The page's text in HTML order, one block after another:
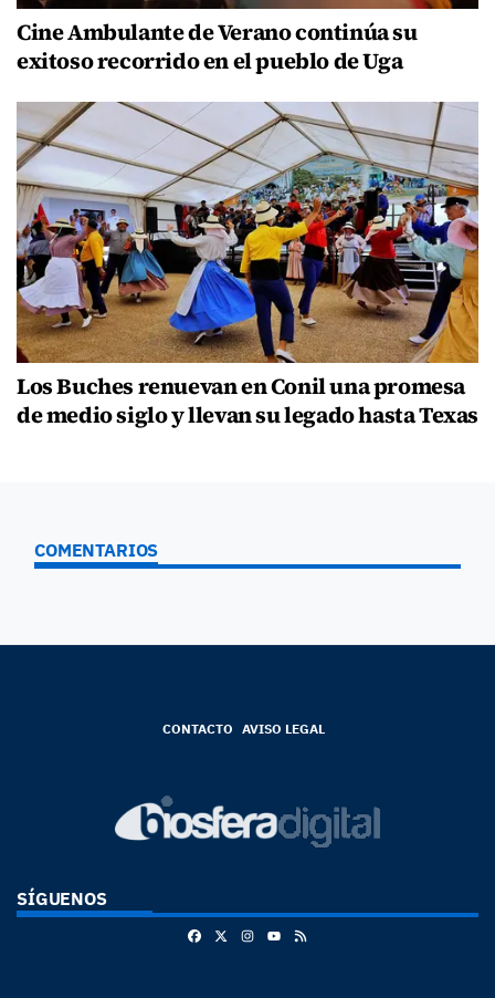
Cine Ambulante de Verano continúa su
exitoso recorrido en el pueblo de Uga
Los Buches renuevan en Conil una promesa
de medio siglo y llevan su legado hasta Texas
COMENTARIOS
CONTACTO AVISO LEGAL
SÍGUENOS
FacebookInstagram